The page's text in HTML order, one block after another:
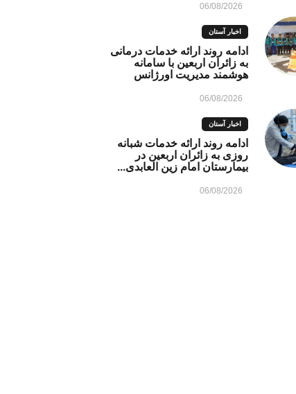
06/08/2026
اخبار آستان
ادامه روند ارائه خدمات درمانی
به زائران اربعین با سامانه
هوشمند مدیریت اورژانس
06/08/2026
اخبار آستان
ادامه روند ارائه خدمات شبانه
روزی به زائران اربعین در
بیمارستان امام زین العابدی...
06/08/2026